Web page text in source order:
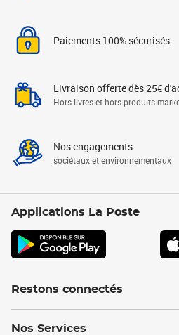
Paiements 100% sécurisés
Livraison offerte dès 25€
Hors livres et hors produits
Nos engagements
sociétaux et environnementaux
Applications La Poste
Restons connectés
Nos Services